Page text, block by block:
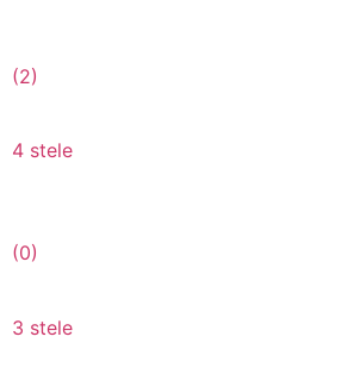
(2)
4 stele
(0)
3 stele